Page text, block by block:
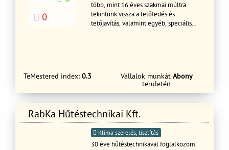
0
több, mint 16 éves szakmai múltra
tekintünk vissza a tetőfedés és
tetőjavítás, valamint egyéb, speciális
építőipari technikákat és megoldásokat
a minél hatékonyabb munkavégzés
érdekében. 2006-ben szolgáltatásai új
lakásfelújításokat végző csoportunkat
az ilyen jellegű ügyféligények
megfelelő színvonalú kiszolgálásának
érdekében. Az a tapasztalatunk, hogy
TeMestered index: 0.3 Vállalok munkát Abony
területén
RabKa Hűtéstechnikai Kft.
Klíma szerelés, tisztítás
30 éve hűtéstechnikával foglalkozom.